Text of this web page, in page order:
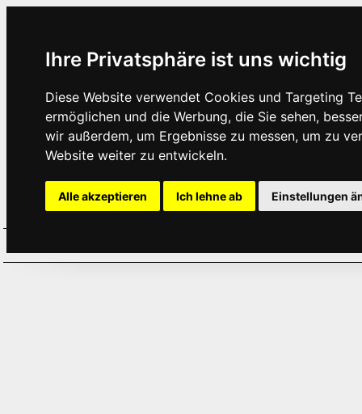
Ihre Privatsphäre ist uns wichtig
Diese Website verwendet Cookies und Targeting
ermöglichen und die Werbung, die Sie sehen,
wir außerdem, um Ergebnisse zu messen, um zu
Website weiter zu entwickeln.
Alle akzeptieren Ich lehne ab Einstellungen